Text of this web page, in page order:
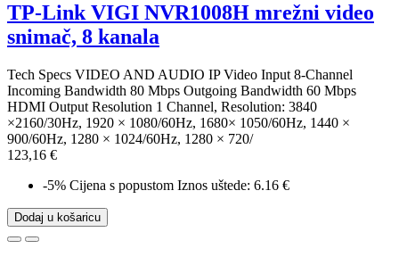
TP-Link VIGI NVR1008H mrežni video
snimač, 8 kanala
Tech Specs VIDEO AND AUDIO IP Video Input 8-Channel
Incoming Bandwidth 80 Mbps Outgoing Bandwidth 60 Mbps
HDMI Output Resolution 1 Channel, Resolution: 3840
×2160/30Hz, 1920 × 1080/60Hz, 1680× 1050/60Hz, 1440 ×
900/60Hz, 1280 × 1024/60Hz, 1280 × 720/
123,16 €
-5% Cijena s popustom Iznos uštede: 6.16 €
Dodaj u košaricu